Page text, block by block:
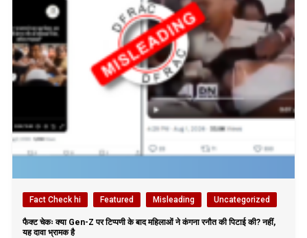
Fact Check hi Featured Misleading Uncategorized
फैक्ट चेकः क्या Gen-Z पर टिप्पणी के बाद महिलाओं ने कंगना रनौत की पिटाई की? नहीं,
यह दावा भ्रामक है